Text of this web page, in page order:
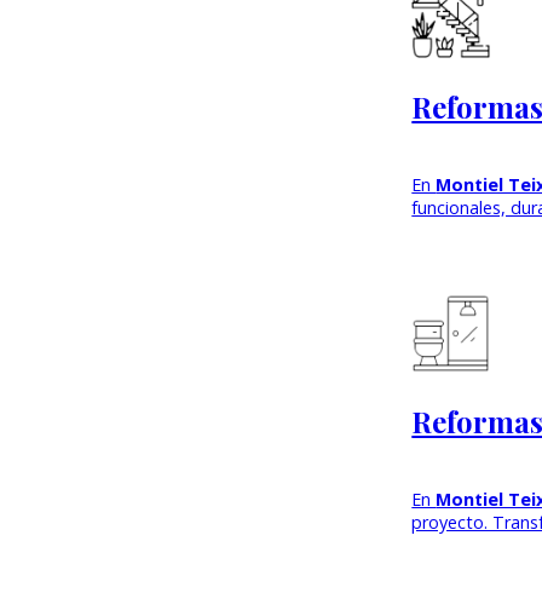
En Montiel
funcionales,
En Montiel
proyecto.